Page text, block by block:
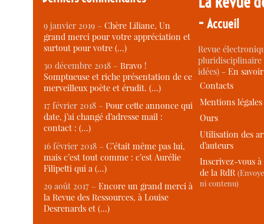
9 janvier 2019 –Chère Liliane, Un
grand merci pour votre appréciation et
surtout pour votre (…)
30 décembre 2018 –Bravo !
Somptueuse et riche présentation de ce
merveilleux poète et érudit. (…)
17 février 2018 –Pour cette annonce qui
date, j’ai changé d’adresse mail :
contact : (…)
16 février 2018 –C’était même pas lui,
mais c’est tout comme : c’est Aurélie
Filipetti qui a (…)
29 août 2017 –Encore un grand merci à
la Revue des Ressources, à Louise
Desrenards et (…)
-Accueil
Revue
idées) -En
Contacts
Mentions légales
Ours
Utilisation des
d’auteurs
Inscrivez-vous
de la RdR
ni contenu)